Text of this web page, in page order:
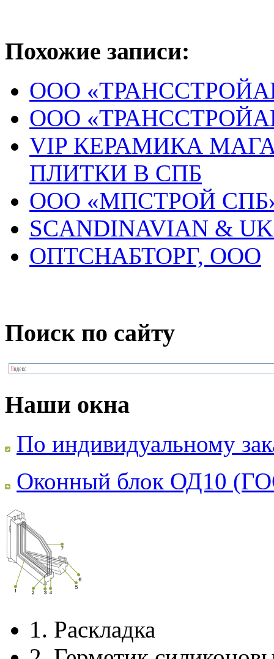
Похожие записи:
ООО
ООО
VIP КЕРАМИКА
ПЛИТКИ В СПБ
ООО «МПСТРОЙ
SCANDINAVIAN &
ОПТСНАБТОРГ, ООО
Поиск по сайту
Наши окна
По индивидуальному
Оконный блок ОД10
1. Раскладка